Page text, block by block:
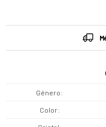
Género
Color